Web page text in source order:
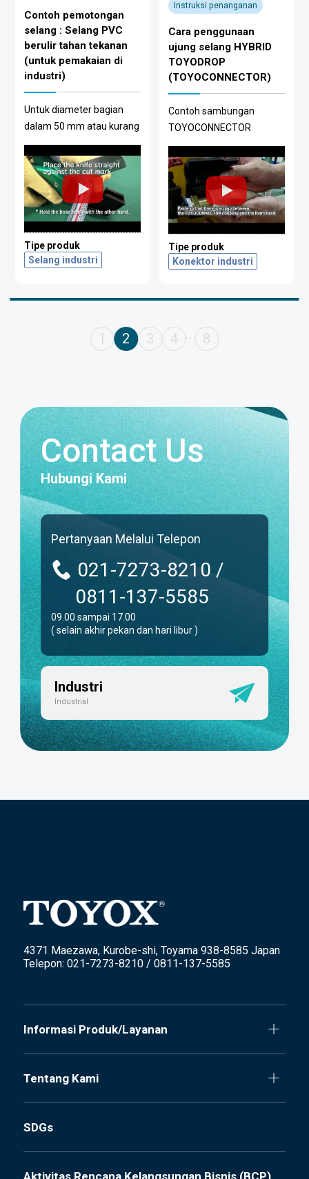
Contoh pemotongan
selang : Selang PVC
berulir tahan tekanan
(untuk pemakaian di
industri)
Untuk diameter bagian
dalam 50 mm atau kurang
Tipe produk
Selang industri
Instruksi penanganan
Cara penggunaan
ujung selang HYBRID
TOYODROP
(TOYOCONNECTOR)
Contoh sambungan
TOYOCONNECTOR
Tipe produk
Konektor industri
1 2 3 4 ・・・ 8
Contact Us
Hubungi Kami
Pertanyaan Melalui Telepon
021-7273-8210 /
0811-137-5585
09.00 sampai 17.00
( selain akhir pekan dan hari libur )
Industri
Industrial
4371 Maezawa, Kurobe-shi, Toyama 938-8585 Japan
Telepon: 021-7273-8210 / 0811-137-5585
Informasi Produk/Layanan
Tentang Kami
SDGs
Aktivitas Rencana Kelangsungan Bisnis (BCP)